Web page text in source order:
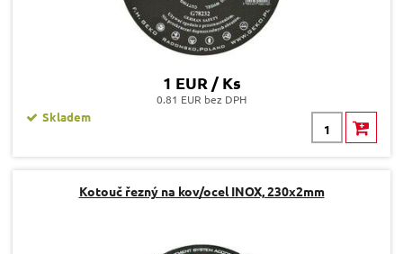
1 EUR / Ks
0.81 EUR bez DPH
Skladem
Kotouč řezný na kov/ocel INOX, 230x2mm